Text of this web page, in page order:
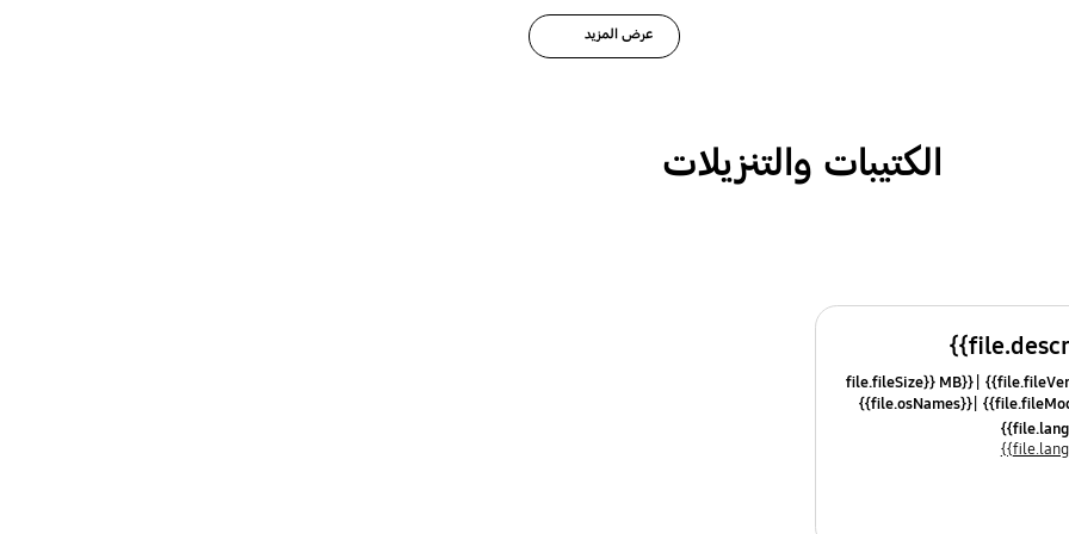
عرض المزيد
الكتيبات والتنزيلات
{{file.fileSize}} MB
{{file.osNames}}